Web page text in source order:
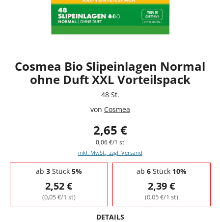
Cosmea Bio Slipeinlagen Normal
ohne Duft XXL Vorteilspack
48 St.
von Cosmea
2,65 €
0,06 €/1 st
inkl. MwSt., zzgl. Versand
Staffelpreise - Mengenrabatt
ab 3Stück 5%
2,52 €
(0,05 €/1 st)
ab 6Stück 10%
2,39 €
(0,05 €/1 st)
DETAILS